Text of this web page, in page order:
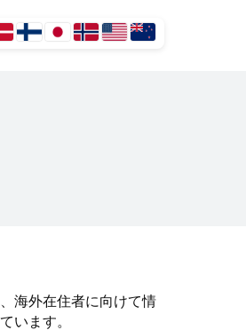
海外在住者に向けて情
います。